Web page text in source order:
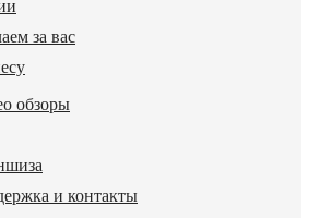
за вас
обзоры
и контакты